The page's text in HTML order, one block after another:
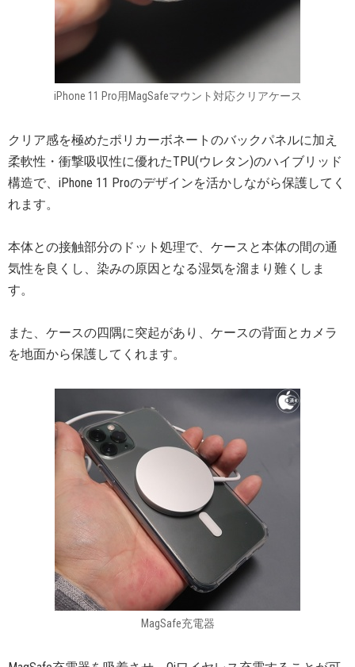
iPhone 11 Pro用MagSafeマウント対応クリアケース
クリア感を極めたポリカーボネートのバックパネルに加え
柔軟性・衝撃吸収性に優れたTPU(ウレタン)のハイブリッド
構造で、iPhone 11 Proのデザインを活かしながら保護してく
れます。
本体との接触部分のドット処理で、ケースと本体の間の通
気性を良くし、染みの原因となる湿気を溜まり難くしま
す。
また、ケースの四隅に突起があり、ケースの背面とカメラ
を地面から保護してくれます。
MagSafe充電器